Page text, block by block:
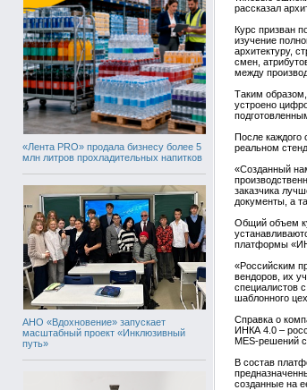
«Лента PRO» продала бизнесу более 5
млн литров прохладительных напитков
АНО «Вдохновение» запускает
масштабный проект «Инклюзивный
путь»
рассказал
Курс призван
изучение
архитектуру,
смен,
между
Таким
устроено
После каждого
реальном
«Созданный
заказчика
документы, а
Общий объем
платформы
«Российским
вендоров, их
специалистов
шаблонного
Справка о
ИНКА 4.0 –
MES-решений
В состав
созданные на